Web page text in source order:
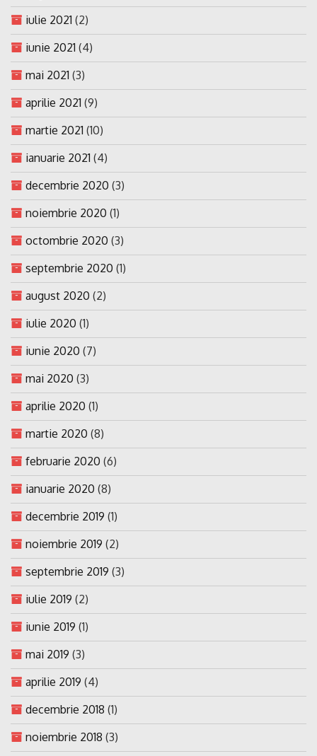
iulie 2021 (2)
iunie 2021 (4)
mai 2021 (3)
aprilie 2021 (9)
martie 2021 (10)
ianuarie 2021 (4)
decembrie 2020 (3)
noiembrie 2020 (1)
octombrie 2020 (3)
septembrie 2020 (1)
august 2020 (2)
iulie 2020 (1)
iunie 2020 (7)
mai 2020 (3)
aprilie 2020 (1)
martie 2020 (8)
februarie 2020 (6)
ianuarie 2020 (8)
decembrie 2019 (1)
noiembrie 2019 (2)
septembrie 2019 (3)
iulie 2019 (2)
iunie 2019 (1)
mai 2019 (3)
aprilie 2019 (4)
decembrie 2018 (1)
noiembrie 2018 (3)